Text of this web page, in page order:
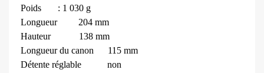
Poids
: 1 030 g
Longueur
204 mm
Hauteur
138 mm
Longueur du canon
115 mm
Détente réglable
non